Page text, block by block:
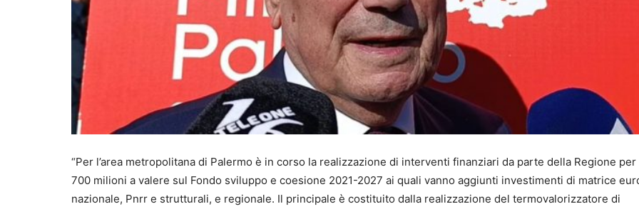
“Per l’area metropolitana di Palermo è in corso la realizzazione di interventi finanziari da parte della Regione per
700 milioni a valere sul Fondo sviluppo e coesione 2021-2027 ai quali vanno aggiunti investimenti di matrice
nazionale, Pnrr e strutturali, e regionale. Il principale è costituito dalla realizzazione del termovalorizzatore di